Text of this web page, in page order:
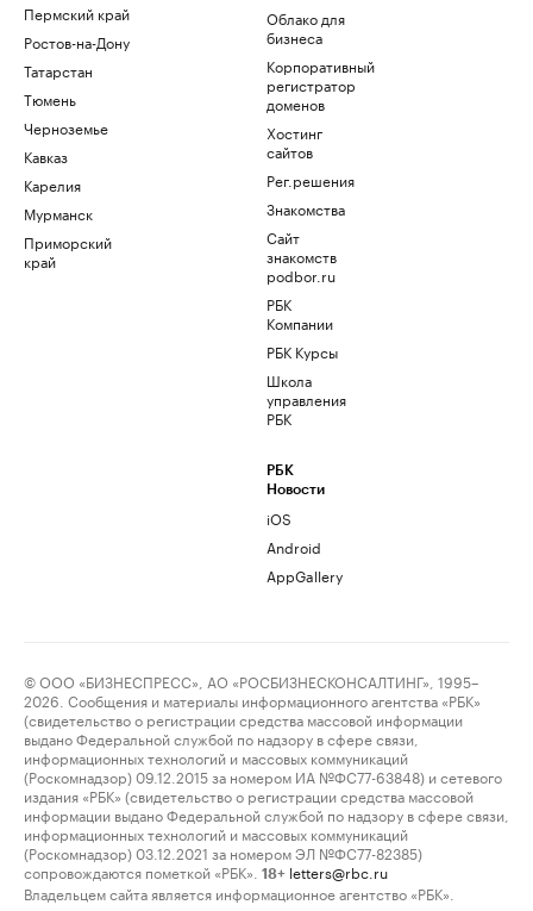
Пермский край
Ростов-на-Дону
Татарстан
Тюмень
Черноземье
Кавказ
Карелия
Мурманск
Приморский
край
Облако для
бизнеса
Корпоративный
регистратор
доменов
Хостинг
сайтов
Рег.решения
Знакомства
Сайт
знакомств
podbor.ru
РБК
Компании
РБК Курсы
Школа
управления
РБК
РБК
Новости
iOS
Android
AppGallery
© ООО «БИЗНЕСПРЕСС», АО «РОСБИЗНЕСКОНСАЛТИНГ», 1995–
2026. Сообщения и материалы информационного агентства «РБК»
(свидетельство о регистрации средства массовой информации
выдано Федеральной службой по надзору в сфере связи,
информационных технологий и массовых коммуникаций
(Роскомнадзор) 09.12.2015 за номером ИА №ФС77-63848) и сетевого
издания «РБК» (свидетельство о регистрации средства массовой
информации выдано Федеральной службой по надзору в сфере связи,
информационных технологий и массовых коммуникаций
(Роскомнадзор) 03.12.2021 за номером ЭЛ №ФС77-82385)
сопровождаются пометкой «РБК».
18+ letters@rbc.ru
Владельцем сайта является информационное агентство «РБК».